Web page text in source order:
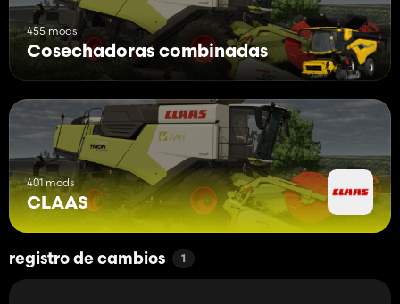
455 mods
Cosechadoras combinadas
401 mods
CLAAS
registro de cambios 1